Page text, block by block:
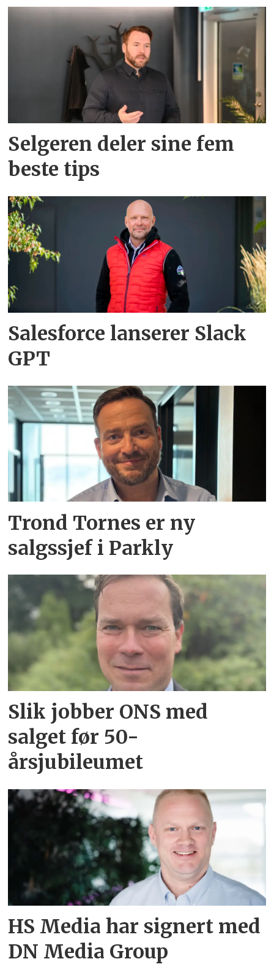
Selgeren deler sine fem
beste tips
Salesforce lanserer Slack
GPT
Trond Tornes er ny
salgssjef i Parkly
Slik jobber ONS med
salget før 50-
årsjubileumet
HS Media har signert med
DN Media Group